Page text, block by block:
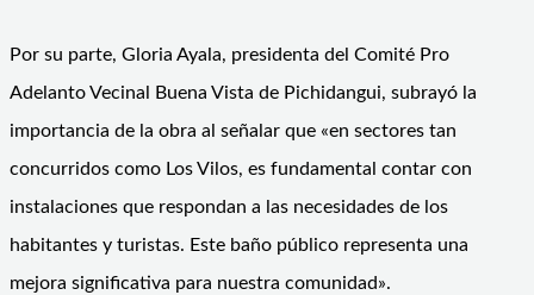
Por su parte, Gloria Ayala, presidenta del Comité Pro
Adelanto Vecinal Buena Vista de Pichidangui, subrayó la
importancia de la obra al señalar que «en sectores tan
concurridos como Los Vilos, es fundamental contar con
instalaciones que respondan a las necesidades de los
habitantes y turistas. Este baño público representa una
mejora significativa para nuestra comunidad».